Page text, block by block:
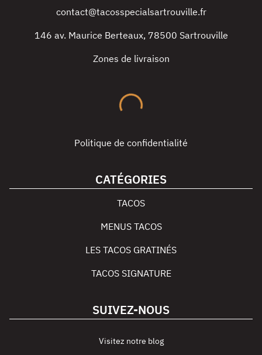
contact@tacosspecialsartrouville.fr
146 av. Maurice Berteaux, 78500 Sartrouville
Zones de livraison
Politique de confidentialité
CATÉGORIES
TACOS
MENUS TACOS
LES TACOS GRATINÉS
TACOS SIGNATURE
SUIVEZ-NOUS
Visitez notre blog